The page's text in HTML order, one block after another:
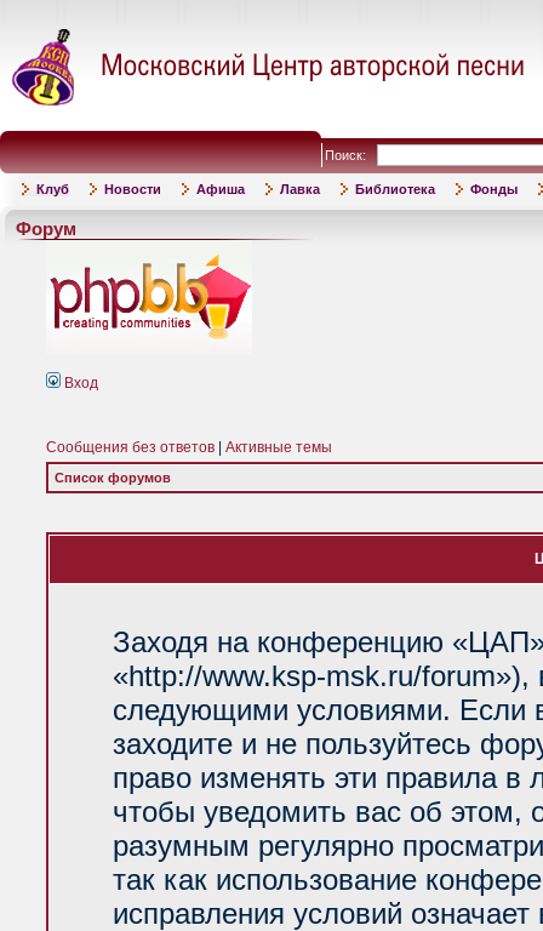
Поиск:
Клуб Новости Афиша Лавка Библиотека Фонды
Форум
Вход
Сообщения без ответов Активные темы
Список форумов
Заходя на конференцию
«http://www.ksp-msk.ru/forum»),
следующими условиями. Если
заходите и не пользуйтесь
право изменять эти правила
чтобы уведомить вас об
разумным регулярно
так как использование
исправления условий